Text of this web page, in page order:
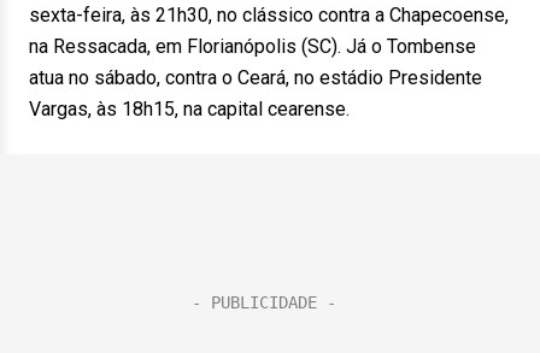
sexta-feira, às 21h30, no clássico contra a Chapecoense,
na Ressacada, em Florianópolis (SC). Já o Tombense
atua no sábado, contra o Ceará, no estádio Presidente
Vargas, às 18h15, na capital cearense.